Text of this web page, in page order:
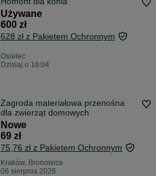
Używane
600 zł
628 zł z Pakietem Ochronnym
Osielec
Dzisiaj o 16:04
Zagroda materiałowa przenośna
dla zwierząt domowych
Nowe
69 zł
75,76 zł z Pakietem Ochronnym
Kraków, Bronowice
06 sierpnia 2026